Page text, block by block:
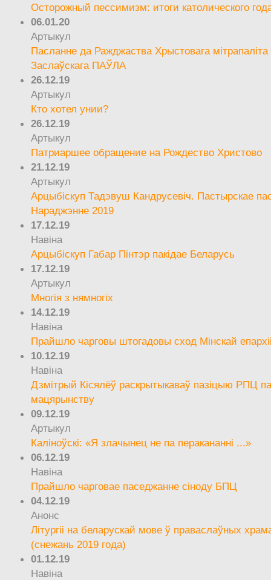
Осторожный пессимизм: итоги католического
06.01.20
Артыкул
Пасланне да Ражджаства Хрыстовага мітрапаліта
Заслаўскага ПАЎЛА
26.12.19
Артыкул
Кто хотел унии?
26.12.19
Артыкул
Патриаршее обращение на Рождество Христово
21.12.19
Артыкул
Арцыбіскуп Тадэвуш Кандрусевіч. Пастырскае
Нараджэнне 2019
17.12.19
Навіна
Арцыбіскуп Габар Пінтэр пакідае Беларусь
17.12.19
Артыкул
Многія з нямногіх
14.12.19
Навіна
Прайшло чарговы штогадовы сход Мінскай
10.12.19
Навіна
Дзмітрый Кісялёў раскрытыкаваў пазіцыю РПЦ
мацярынству
09.12.19
Артыкул
Каліноўскі: «Я злачынец не па перакананні ...»
06.12.19
Навіна
Прайшло чарговае паседжанне сіноду БПЦ
04.12.19
Анонс
Літургіі на беларускай мове ў праваслаўных
(снежань 2019 года)
01.12.19
Навіна